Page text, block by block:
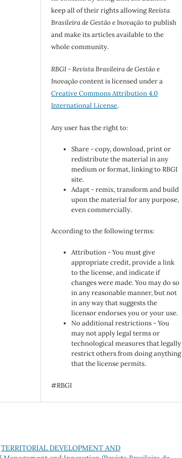
keep all of their rights allowingRevista
Brasileira de Gestão e Inovaçãoto publish
and make its articles available to the
whole community.
RBGI - Revista Brasileira de Gestão e
Inovaçãocontent is licensed under a
Creative Commons Attribution 4.0
International License.
Any user has the right to:
Share - copy, download, print or
redistribute the material in any
medium or format, linking to RBGI
site.
Adapt - remix, transform and build
upon the material for any purpose,
even commercially.
According to the following terms:
Attribution - You must give
appropriate credit, provide a link
to the license, and indicate if
changes were made. You may do so
in any reasonable manner, but not
in any way that suggests the
licensor endorses you or your use.
No additional restrictions - You
may not apply legal terms or
technological measures that legally
restrict others from doing anything
that the license permits.
#RBGI
TERRITORIAL DEVELOPMENT AND